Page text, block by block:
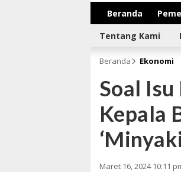
suarakarsa.com
Informasi terpercaya
Beranda
Tentang Kami
Beranda Ekonomi
Soal
Kepala
Maret 16, 2024 10:11